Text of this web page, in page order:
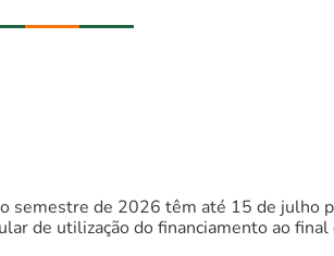
de 2026 têm até 15 de julho
de utilização do financiamento ao